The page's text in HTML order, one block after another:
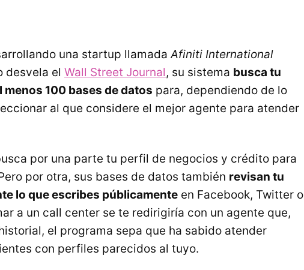
una startup llamadaAfiniti International
desvela el Wall Street Journal, su sistema busca tu
100 bases de datos para, dependiendo de lo
al que considere el mejor agente para atender
por una parte tu perfil de negocios y crédito para
por otra, sus bases de datos también revisan tu
lo que escribes públicamente en Facebook, Twitter o
a un call center se te redirigiría con un agente que,
el programa sepa que ha sabido atender
con perfiles parecidos al tuyo.